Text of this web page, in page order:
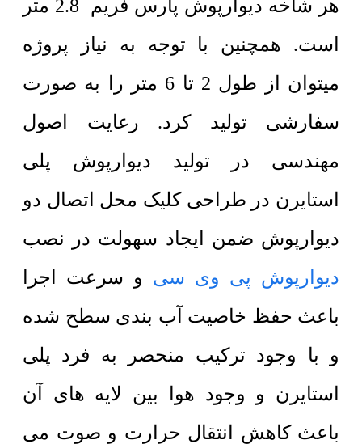
هر شاخه دیوارپوش پارس فریم
2.8 متر
است. همچنین با توجه به نیاز پروژه
میتوان از طول 2 تا 6 متر را به صورت
سفارشی تولید کرد. رعایت اصول
مهندسی در تولید دیوارپوش پلی
استایرن در طراحی کلیک محل اتصال دو
دیوارپوش ضمن ایجاد سهولت در نصب
دیوارپوش پی وی سی و سرعت اجرا
باعث حفظ خاصیت آب بندی سطح شده
و با وجود ترکیب منحصر به فرد پلی
استایرن و وجود هوا بین لایه های آن
باعث کاهش انتقال حرارت و صوت می